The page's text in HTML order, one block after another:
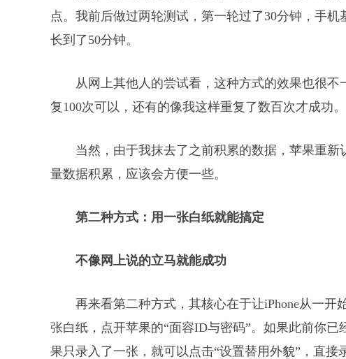
点。我前后做过两轮测试，第一轮过了30分钟，手
长到了50分钟。
从网上其他人的尝试看，这种方式的效果也很
复100次可以，还有的像我这样重复了数百次才成功。
当然，由于我抹去了之前积累的数据，苹果重
量数据积累，应该会方便一些。
第二种方式：用一张白纸就能搞定
不像网上说的立马就能成功
再来看第二种方式，其核心在于让iPhone从一
张白纸，点开苹果的“面容ID与密码”。如果此前你
果只录入了一张，就可以点击“设置替用外貌”，直接